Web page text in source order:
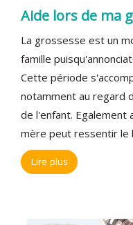
Aide lors de ma
La grossesse est un
famille
Cette période
notamment au regard
de l'enfant. Egalement
mère peut ressentir le
Lire plus